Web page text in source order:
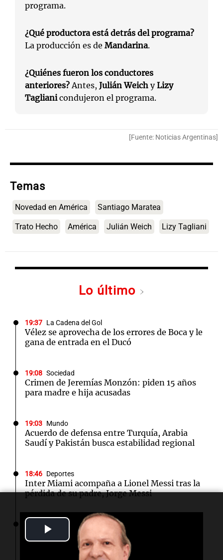
Play
Video
programa.
¿Qué productora está detrás del programa?
La producción es de Mandarina.
¿Quiénes fueron los conductores
anteriores?Antes, Julián Weich yLizy
Taglianicondujeron el programa.
[Fuente: Noticias Argentinas]
Temas
Novedad en América Santiago Maratea
Trato Hecho América Julián Weich Lizy Tagliani
Lo último
19:37 La Cadena del Gol
Vélez se aprovecha de los errores de Boca y le
gana de entrada en el Ducó
19:08 Sociedad
Crimen de Jeremías Monzón: piden 15 años
para madre e hija acusadas
19:03 Mundo
Acuerdo de defensa entre Turquía, Arabia
Saudí y Pakistán busca estabilidad regional
18:46 Deportes
Inter Miami acompaña a Lionel Messi tras la
pérdida de su padre, Jorge Messi
La Cadena del Gol
River, en caída libre: perdió 1-0 ante Tigre y
sumó su cuarta derrota al hilo